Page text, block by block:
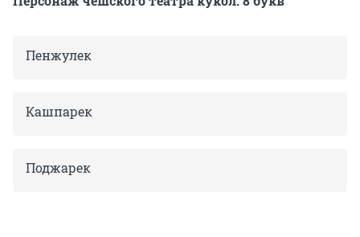
Пенжулек
Кашпарек
Поджарек